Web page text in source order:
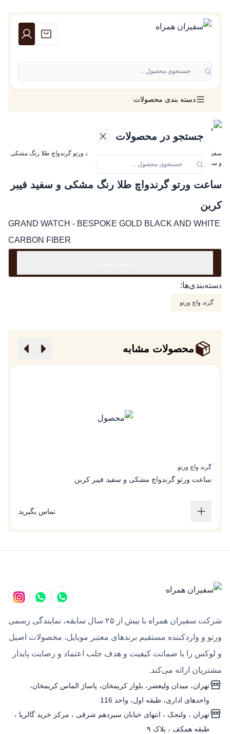
جستجوی محصول ...
جستجو در محصولات
دسته بندی محصولات
سفیران همراه»ساعت ورتو»گرند واچ ورتو»ساعت ورتو گرندواچ طلا رنگ مشکی
و سفید فیبر کربن
ساعت ورتو گرندواچ طلا رنگ مشکی و سفید فیبر
کربن
GRAND WATCH - BESPOKE GOLD BLACK AND WHITE
CARBON FIBER
دسته‌بندی‌ها:
گرند واچ ورتو
محصولات مشابه
گرند واچ ورتو
ساعت ورتو گرندواچ مشکی و سفید فیبر کربن
تماس بگیرید
شرکت سفیران همراه با بیش از ۲۵ سال سابقه، نمایندگی رسمی
ورتو و واردکننده مستقیم برندهای معتبر موبایل، محصولات اصیل
و لوکس را با ضمانت کیفیت و هدف جلب اعتماد و رضایت پایدار
مشتریان ارائه می‌کند.
تهران، میدان ولیعصر، بلوار کریمخان، پاساژ الماس کریمخان،
واحدهای اداری، طبقه اول، واحد 116
تهران ، ولنجک‌ ، انتهای خیابان سیزدهم شرقی ، مرکز خرید گالریا ،
طبقه همکف ، پلاک ۹